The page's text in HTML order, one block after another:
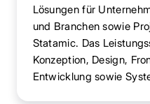
Lösungen für
und Branchen sowie
Statamic. Das
Konzeption, Design,
Entwicklung sowie